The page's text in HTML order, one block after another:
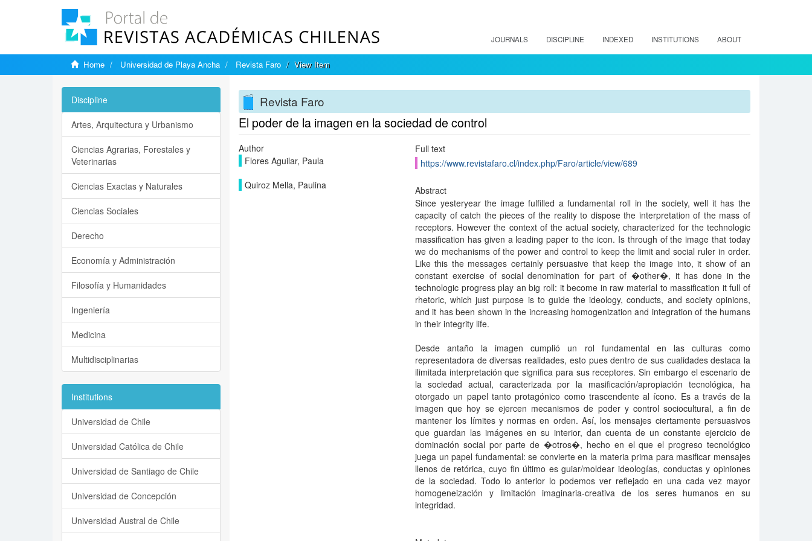
JOURNALS DISCIPLINE INDEXED INSTITUTIONS ABOUT
Home Universidad de Playa Ancha Revista Faro View Item
Revista Faro
El poder de la imagen en la sociedad de control
Author
Flores Aguilar, Paula
Quiroz Mella, Paulina
Full text
https://www.revistafaro.cl/index.php/Faro/article/view/689
Abstract
Since yesteryear the image fulfilled a fundamental roll in the society, well it has the
capacity of catch the pieces of the reality to dispose the interpretation of the mass of
receptors. However the context of the actual society, characterized for the technologic
massification has given a leading paper to the icon. Is through of the image that today
we do mechanisms of the power and control to keep the limit and social ruler in order.
Like this the messages certainly persuasive that keep the image into, it show of an
constant exercise of social denomination for part of �other�, it has done in the
technologic progress play an big roll: it become in raw material to massification it full of
rhetoric, which just purpose is to guide the ideology, conducts, and society opinions,
and it has been shown in the increasing homogenization and integration of the humans
in their integrity life.
Desde antaño la imagen cumplió un rol fundamental en las culturas como
representadora de diversas realidades, esto pues dentro de sus cualidades destaca la
ilimitada interpretación que significa para sus receptores. Sin embargo el escenario de
la sociedad actual, caracterizada por la masificación/apropiación tecnológica, ha
otorgado un papel tanto protagónico como trascendente al ícono. Es a través de la
imagen que hoy se ejercen mecanismos de poder y control sociocultural, a fin de
mantener los límites y normas en orden. Así, los mensajes ciertamente persuasivos
que guardan las imágenes en su interior, dan cuenta de un constante ejercicio de
dominación social por parte de �otros�, hecho en el que el progreso tecnológico
juega un papel fundamental: se convierte en la materia prima para masificar mensajes
llenos de retórica, cuyo fin último es guiar/moldear ideologías, conductas y opiniones
de la sociedad. Todo lo anterior lo podemos ver reflejado en una cada vez mayor
homogeneización y limitación imaginaria-creativa de los seres humanos en su
integridad.
Discipline
Artes, Arquitectura y Urbanismo
Ciencias Agrarias, Forestales y
Veterinarias
Ciencias Exactas y Naturales
Ciencias Sociales
Derecho
Economía y Administración
Filosofía y Humanidades
Ingeniería
Medicina
Multidisciplinarias
Institutions
Universidad de Chile
Universidad Católica de Chile
Universidad de Santiago de Chile
Universidad de Concepción
Universidad Austral de Chile